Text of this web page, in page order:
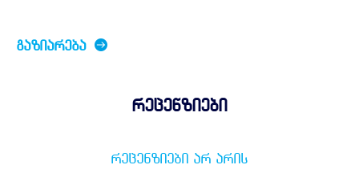
ᲒᲐᲖᲘᲐᲠᲔᲑᲐ
რეცენზიები
ᲠᲔᲪᲔᲜᲖᲘᲔᲑᲘ ᲐᲠ ᲐᲠᲘᲡ